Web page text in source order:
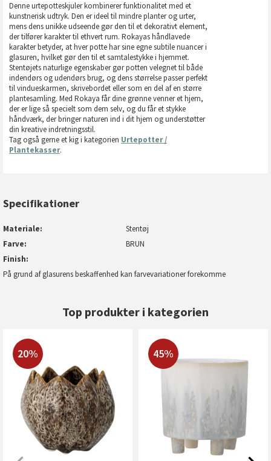
Denne urtepotteskjuler kombinerer funktionalitet med et
kunstnerisk udtryk. Den er ideel til mindre planter og urter,
mens dens unikke udseende gør den til et dekorativt element,
der tilfører karakter til ethvert rum. Rokayas håndlavede
karakter betyder, at hver potte har sine egne subtile nuancer i
glasuren, hvilket gør den til et samtalestykke i hjemmet.
Stentøjets naturlige egenskaber gør potten velegnet til både
indendørs og udendørs brug, og dens størrelse passer perfekt
til vindueskarmen, skrivebordet eller som en del af en større
plantesamling. Med Rokaya får dine grønne venner et hjem,
der er lige så specielt som dem selv, og du får et stykke
håndværk, der bringer naturen ind i dit hjem og understøtter
din kreative indretningsstil.
Tag også gerne et kig i kategorien Urtepotter /
Plantekasser.
Specifikationer
Materiale
Stentøj
Farve
BRUN
Finish
På grund af glasurens beskaffenhed kan farvevariationer forekomme
Top produkter i kategorien
20% 45%